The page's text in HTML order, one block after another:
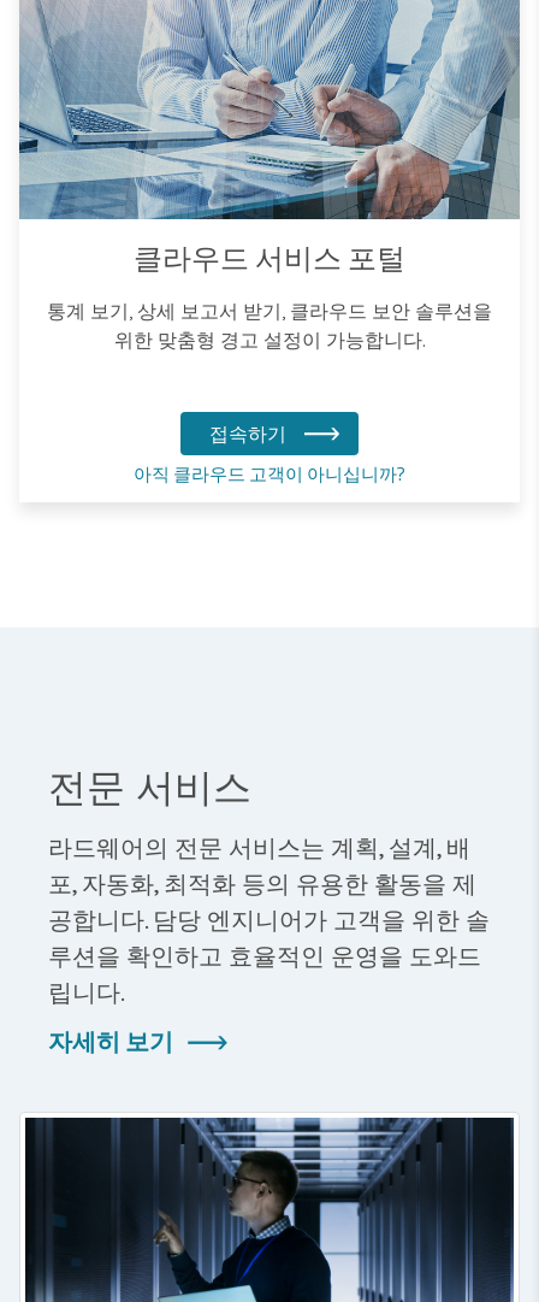
클라우드 서비스 포털
통계 보기, 상세 보고서 받기, 클라우드 보안 솔루션을
위한 맞춤형 경고 설정이 가능합니다.
접속하기
아직 클라우드 고객이 아니십니까?
전문 서비스
라드웨어의 전문 서비스는 계획, 설계, 배
포, 자동화, 최적화 등의 유용한 활동을 제
공합니다. 담당 엔지니어가 고객을 위한 솔
루션을 확인하고 효율적인 운영을 도와드
립니다.
자세히 보기